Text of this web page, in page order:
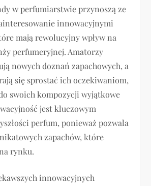
w perfumiarstwie przynoszą ze
innowacyjnymi
mają rewolucyjny wpływ na
perfumeryjnej. Amatorzy
nowych doznań zapachowych, a
się sprostać ich oczekiwaniom,
swoich kompozycji wyjątkowe
jest kluczowym
perfum, ponieważ pozwala
zapachów, które
rynku.
innowacyjnych